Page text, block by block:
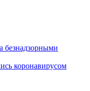
безнадзорными
коронавирусом